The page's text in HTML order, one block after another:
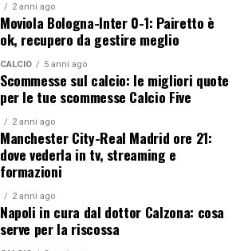
2 anni ago
Moviola Bologna-Inter 0-1: Pairetto è
ok, recupero da gestire meglio
CALCIO 5 anni ago
Scommesse sul calcio: le migliori quote
per le tue scommesse Calcio Five
2 anni ago
Manchester City-Real Madrid ore 21:
dove vederla in tv, streaming e
formazioni
2 anni ago
Napoli in cura dal dottor Calzona: cosa
serve per la riscossa